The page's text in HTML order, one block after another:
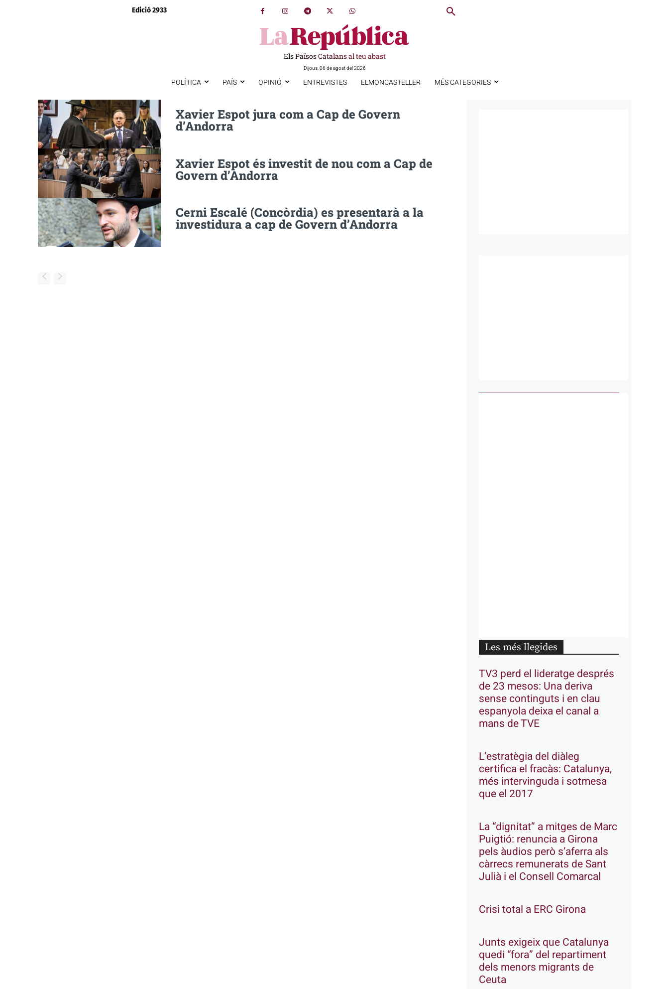
Edició 2933
Els Països Catalans al teu abast
Dijous, 06 de agost del 2026
POLÍTICA PAÍS OPINIÓ ENTREVISTES ELMONCASTELLER MÉS CATEGORIES
Xavier Espot jura com a Cap de Govern
d’Andorra
Xavier Espot és investit de nou com a Cap de
Govern d’Andorra
Cerni Escalé (Concòrdia) es presentarà a la
investidura a cap de Govern d’Andorra
Les més llegides
TV3 perd el lideratge després
de 23 mesos: Una deriva
sense continguts i en clau
espanyola deixa el canal a
mans de TVE
L’estratègia del diàleg
certifica el fracàs: Catalunya,
més intervinguda i sotmesa
que el 2017
La “dignitat” a mitges de Marc
Puigtió: renuncia a Girona
pels àudios però s’aferra als
càrrecs remunerats de Sant
Julià i el Consell Comarcal
Crisi total a ERC Girona
Junts exigeix que Catalunya
quedi “fora” del repartiment
dels menors migrants de
Ceuta